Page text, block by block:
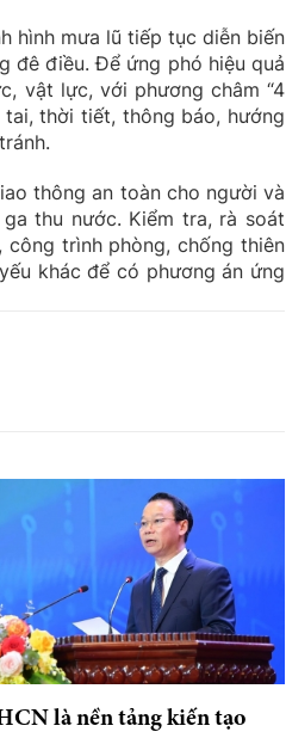
hình mưa lũ tiếp tục diễn biến
đê điều. Để ứng phó hiệu quả
vật lực, với phương châm “4
thời tiết, thông báo, hướng
thông an toàn cho người và
thu nước. Kiểm tra, rà soát
trình phòng, chống thiên
khác để có phương án ứng
là nền tảng kiến tạo